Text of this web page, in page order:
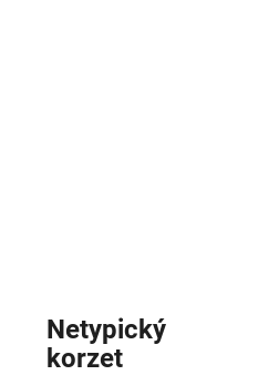
Netypický
korzet